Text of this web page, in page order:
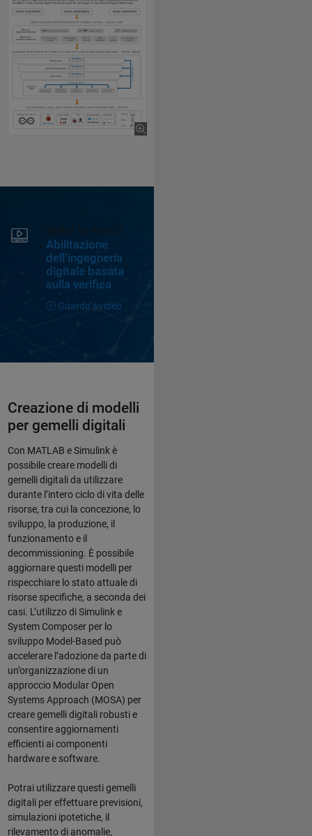
SERIE DI VIDEO
Abilitazione
dell’ingegneria
digitale basata
sulla verifica
Guarda il video
Creazione di modelli
per gemelli digitali
Con MATLAB e Simulink è
possibile creare modelli di
gemelli digitali da utilizzare
durante l’intero ciclo di vita delle
risorse, tra cui la concezione, lo
sviluppo, la produzione, il
funzionamento e il
decommissioning. È possibile
aggiornare questi modelli per
rispecchiare lo stato attuale di
risorse specifiche, a seconda dei
casi. L’utilizzo di Simulink e
System Composer per lo
sviluppo Model-Based può
accelerare l’adozione da parte di
un’organizzazione di un
approccio Modular Open
Systems Approach (MOSA) per
creare gemelli digitali robusti e
consentire aggiornamenti
efficienti ai componenti
hardware e software.
Potrai utilizzare questi gemelli
digitali per effettuare previsioni,
simulazioni ipotetiche, il
rilevamento di anomalie,